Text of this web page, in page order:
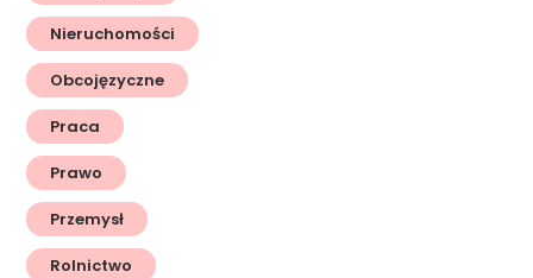
Nieruchomości
Obcojęzyczne
Praca
Prawo
Przemysł
Rolnictwo